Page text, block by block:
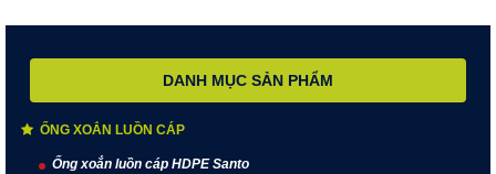
DANH MỤC SẢN PHẨM
ỐNG XOẮN LUỒN CÁP
Ống xoắn luồn cáp HDPE Santo